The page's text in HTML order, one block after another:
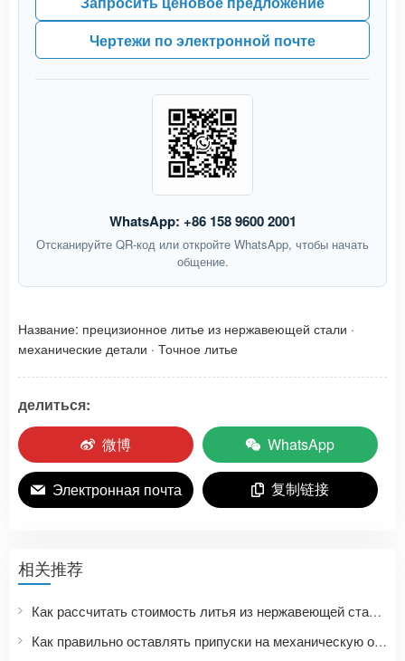
Чертежи по электронной почте
WhatsApp: +86 158 9600 2001
Отсканируйте QR-код или откройте WhatsApp, чтобы начать
общение.
Название: прецизионное литье из нержавеющей стали ·
механические детали · Точное литье
делиться:
微博
WhatsApp
Электронная почта 复制链接
相关推荐
Как рассчитать стоимость литья из нержавеющей стали? Девять факторов, влияющих на цены на прецизионное литье, и список необходимых документов для запроса цен.
Как правильно оставлять припуски на механическую обработку при прецизионном литье? Руководство по проектированию размеров отливок из нержавеющей стали от заготовки до готового изделия, изготовленного на станке с ЧПУ.